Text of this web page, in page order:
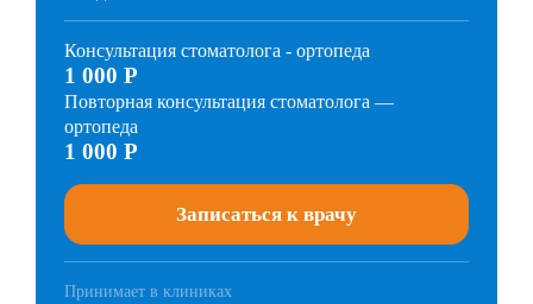
Консультация стоматолога - ортопеда
1 000 Р
Повторная консультация стоматолога —
ортопеда
1 000 Р
Записаться к врачу
Принимает в клиниках